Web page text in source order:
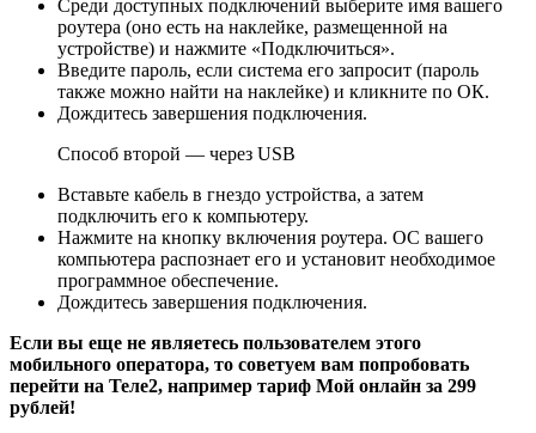
Среди доступных подключений выберите имя вашего
рoутера (оно есть на наклейке, размещенной на
устройстве) и нажмите «Подключиться».
Введите пароль, если система его запросит (пароль
также можно найти на наклейке) и кликните по ОК.
Дождитесь завершения подключения.
Способ второй — через USB
Вставьте кабель в гнездо устройства, а затем
подключить его к компьютеру.
Нажмите на кнопку включения роутeра. ОС вашего
компьютера распознает его и установит необходимое
программное обеспечение.
Дождитесь завершения подключения.
Если вы еще не являетесь пользователем этого
мобильного оператора, то советуем вам попробовать
перейти на Теле2, например тариф Мой онлайн за 299
рублей!